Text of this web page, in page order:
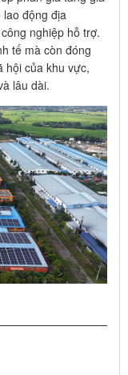
lao động địa
nghiệp hỗ trợ.
tế mà còn đóng
hội của khu vực,
lâu dài.